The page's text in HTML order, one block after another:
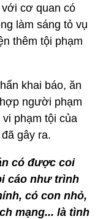
cơ quan có
làm sáng tỏ vụ
thêm tội phạm
khai báo, ăn
người phạm
phạm tội của
gây ra.
có được coi
cáo như trình
có con nhỏ,
mạng... là tình